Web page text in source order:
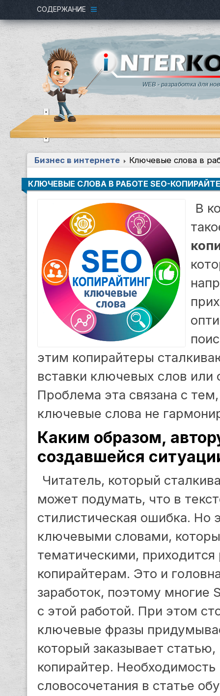
СОДЕРЖАНИЕ
WEB - разработка для
Бизнес в интернете Ключевые слова в
КЛЮЧЕВЫЕ СЛОВА В РАБОТЕ SEO-
В
этим копирайтеры
вставки ключевых слов или
Проблема эта связана с
ключевые слова не
Каким образом,
создавшейся
Читатель, который
может подумать, что в
стилистическая ошибка. Но
ключевыми словами,
тематическими,
копирайтерам. Это и
заработок, поэтому многие
с этой работой. При этом
ключевые фразы
который заказывает
копирайтер. Необходимость
словосочетания в статье